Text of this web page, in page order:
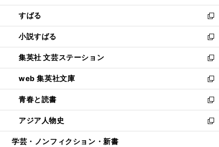
開
く
ウ
で
開
く
ン
ド
ウ
で
開
く
すばる
新
し
い
ウ
ィ
ン
ド
ウ
で
開
く
小説すばる
新
し
い
ウ
ィ
ン
ド
ウ
で
開
集英社 文芸ステーション
新
し
い
ウ
ィ
ン
ド
ウ
web 集英社文庫
新
し
い
ウ
ィ
ン
青春と読書
新
し
い
ウ
アジア人物史
新
し
学芸・ノンフィクション・新書